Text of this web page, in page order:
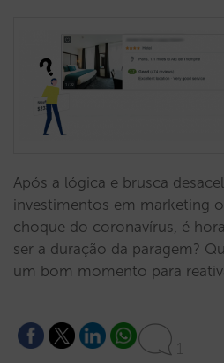
Após a lógica e brusca
investimentos em marketing
choque do coronavírus, é
ser a duração da paragem?
um bom momento para
1